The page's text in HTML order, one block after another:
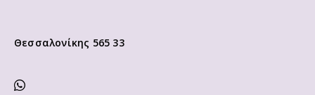
Θεσσαλονίκης 565 33